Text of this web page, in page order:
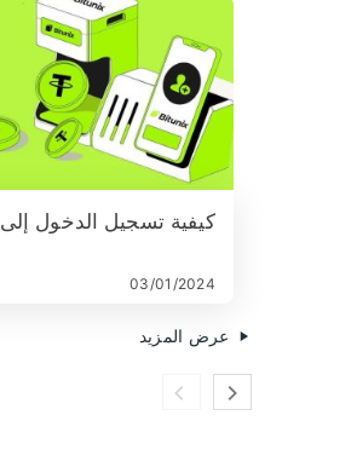
كيفية تسجيل الدخول إلى Bitunix
03/01/2024
عرض المزيد